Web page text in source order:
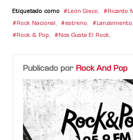
Etiquetado como León Gieco, Ricardo
Rock Nacional , estreno, Lanzamiento,
Rock & Pop, Nos Gusta El Rock,
Publicado por Rock And Pop